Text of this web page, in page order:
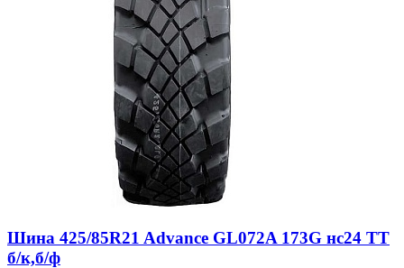
Шина 425/85R21 Advance GL072A 173G нс24 ТТ
б/к,б/ф